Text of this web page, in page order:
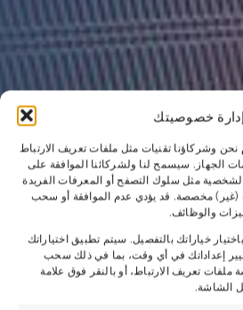
إدارة خصوصيتك
وشركاؤنا تقنيات مثل ملفات تعريف الارتباط
الجهاز. سيسمح لنا ولشركائنا الموافقة على
الشخصية مثل سلوك التصفح أو المعرفات الفريدة
(غير) مخصصة. قد يؤدي عدم الموافقة أو سحب
والوظائف.
خياراتك بالتفصيل. سيتم تطبيق اختياراتك
إعداداتك في أي وقت، بما في ذلك سحب
ملفات تعريف الارتباط، أو بالنقر فوق علامة
الشاشة.